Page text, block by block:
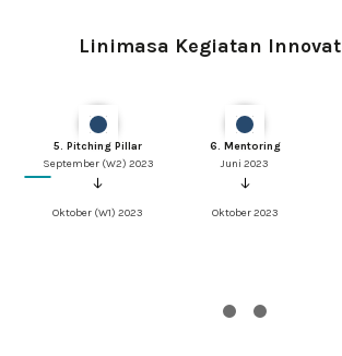
Linimasa Kegiatan
5. Pitching Pillar
September (W2) 2023
Oktober (W1) 2023
6. Mentoring
Juni 2023
Oktober 2023